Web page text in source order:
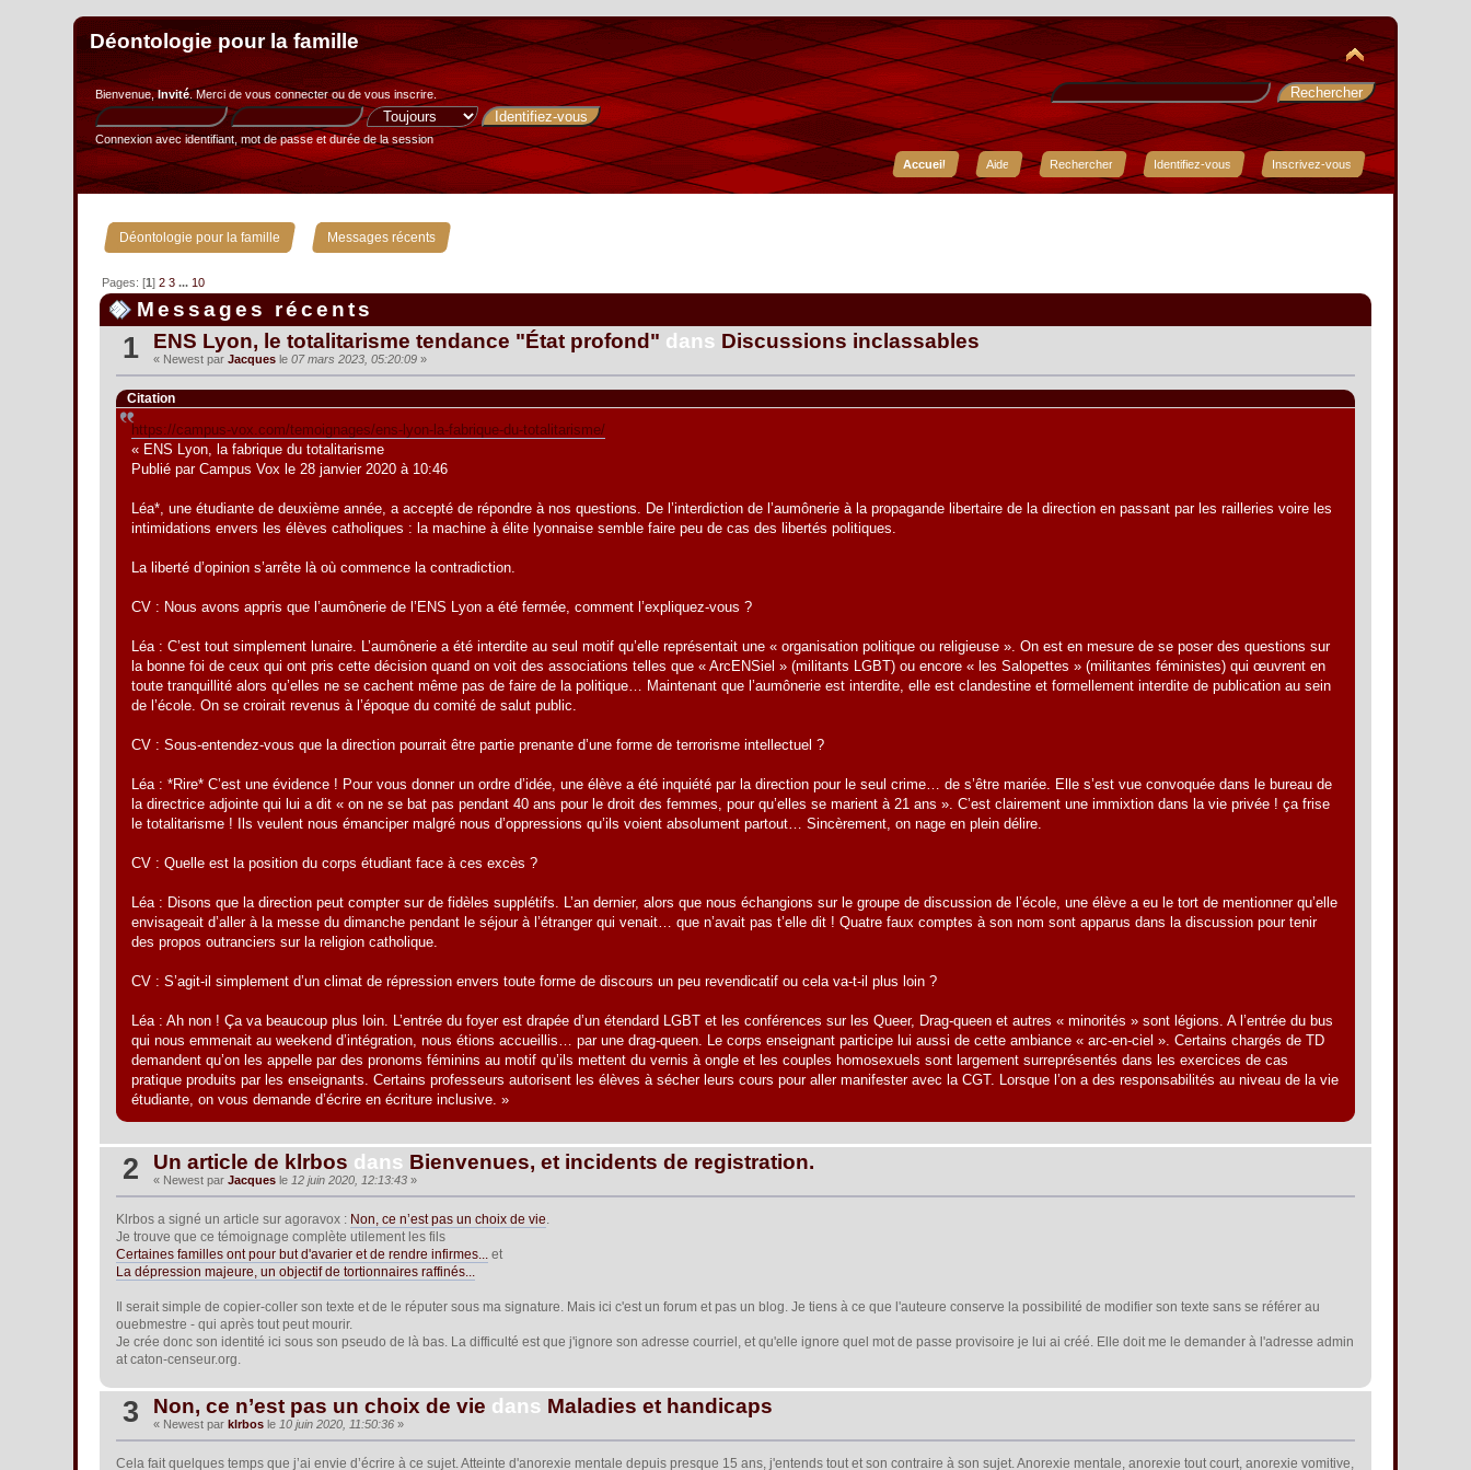
Déontologie pour la famille
Bienvenue,Invité. Merci devous connecterou devous inscrire.
Connexion avec identifiant, mot de passe et durée de la session
Accueil
Aide Rechercher Identifiez-vous Inscrivez-vous
Déontologie pour la famille » Messages récents
Pages: [1]2 3 ... 10
Messages récents
1 ENS Lyon, le totalitarisme tendance "État profond" dans Discussions inclassables
« Newest parJacques le 07 mars 2023, 05:20:09 »
Citation
https://campus-vox.com/temoignages/ens-lyon-la-fabrique-du-totalitarisme/
« ENS Lyon, la fabrique du totalitarisme
Publié par Campus Vox le 28 janvier 2020 à 10:46
Léa*, une étudiante de deuxième année, a accepté de répondre à nos questions. De l’interdiction de l’aumônerie à la propagande libertaire de la direction en passant par les railleries voire les
intimidations envers les élèves catholiques : la machine à élite lyonnaise semble faire peu de cas des libertés politiques.
La liberté d’opinion s’arrête là où commence la contradiction.
CV : Nous avons appris que l’aumônerie de l’ENS Lyon a été fermée, comment l’expliquez-vous ?
Léa : C’est tout simplement lunaire. L’aumônerie a été interdite au seul motif qu’elle représentait une « organisation politique ou religieuse ». On est en mesure de se poser des questions sur
la bonne foi de ceux qui ont pris cette décision quand on voit des associations telles que « ArcENSiel » (militants LGBT) ou encore « les Salopettes » (militantes féministes) qui œuvrent en
toute tranquillité alors qu’elles ne se cachent même pas de faire de la politique… Maintenant que l’aumônerie est interdite, elle est clandestine et formellement interdite de publication au sein
de l’école. On se croirait revenus à l’époque du comité de salut public.
CV : Sous-entendez-vous que la direction pourrait être partie prenante d’une forme de terrorisme intellectuel ?
Léa : *Rire* C’est une évidence ! Pour vous donner un ordre d’idée, une élève a été inquiété par la direction pour le seul crime… de s’être mariée. Elle s’est vue convoquée dans le bureau de
la directrice adjointe qui lui a dit « on ne se bat pas pendant 40 ans pour le droit des femmes, pour qu’elles se marient à 21 ans ». C’est clairement une immixtion dans la vie privée ! ça frise
le totalitarisme ! Ils veulent nous émanciper malgré nous d’oppressions qu’ils voient absolument partout… Sincèrement, on nage en plein délire.
CV : Quelle est la position du corps étudiant face à ces excès ?
Léa : Disons que la direction peut compter sur de fidèles supplétifs. L’an dernier, alors que nous échangions sur le groupe de discussion de l’école, une élève a eu le tort de mentionner qu’elle
envisageait d’aller à la messe du dimanche pendant le séjour à l’étranger qui venait… que n’avait pas t’elle dit ! Quatre faux comptes à son nom sont apparus dans la discussion pour tenir
des propos outranciers sur la religion catholique.
CV : S’agit-il simplement d’un climat de répression envers toute forme de discours un peu revendicatif ou cela va-t-il plus loin ?
Léa : Ah non ! Ça va beaucoup plus loin. L’entrée du foyer est drapée d’un étendard LGBT et les conférences sur les Queer, Drag-queen et autres « minorités » sont légions. A l’entrée du bus
qui nous emmenait au weekend d’intégration, nous étions accueillis… par une drag-queen. Le corps enseignant participe lui aussi de cette ambiance « arc-en-ciel ». Certains chargés de TD
demandent qu’on les appelle par des pronoms féminins au motif qu’ils mettent du vernis à ongle et les couples homosexuels sont largement surreprésentés dans les exercices de cas
pratique produits par les enseignants. Certains professeurs autorisent les élèves à sécher leurs cours pour aller manifester avec la CGT. Lorsque l’on a des responsabilités au niveau de la vie
étudiante, on vous demande d’écrire en écriture inclusive. »
2 Un article de klrbos dans Bienvenues, et incidents de registration.
« Newest parJacques le 12 juin 2020, 12:13:43 »
Klrbos a signé un article sur agoravox : Non, ce n’est pas un choix de vie.
Je trouve que ce témoignage complète utilement les fils
Certaines familles ont pour but d'avarier et de rendre infirmes... et
La dépression majeure, un objectif de tortionnaires raffinés...
Il serait simple de copier-coller son texte et de le réputer sous ma signature. Mais ici c'est un forum et pas un blog. Je tiens à ce que l'auteure conserve la possibilité de modifier son texte sans se référer au
ouebmestre - qui après tout peut mourir.
Je crée donc son identité ici sous son pseudo de là bas. La difficulté est que j'ignore son adresse courriel, et qu'elle ignore quel mot de passe provisoire je lui ai créé. Elle doit me le demander à l'adresse admin
at caton-censeur.org.
3 Non, ce n’est pas un choix de vie dans Maladies et handicaps
« Newest parklrbos le 10 juin 2020, 11:50:36 »
Cela fait quelques temps que j’ai envie d’écrire à ce sujet. Atteinte d'anorexie mentale depuis presque 15 ans, j'entends tout et son contraire à son sujet. Anorexie mentale, anorexie tout court, anorexie vomitive,